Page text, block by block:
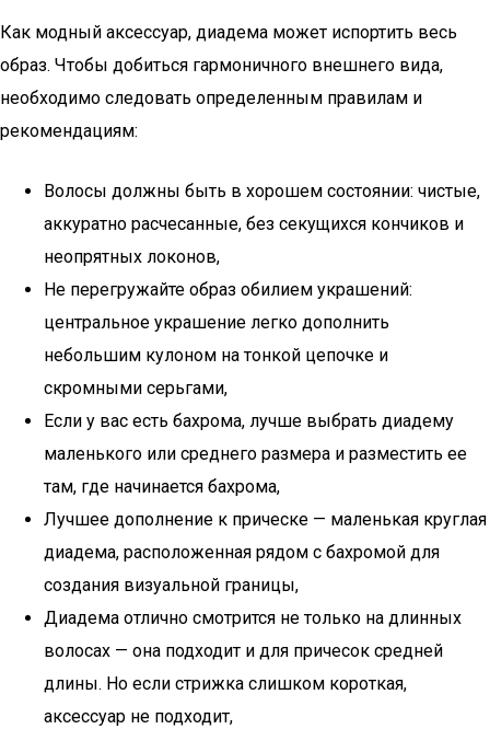
Как модный аксессуар, диадема может испортить весь
образ. Чтобы добиться гармоничного внешнего вида,
необходимо следовать определенным правилам и
рекомендациям:
Волосы должны быть в хорошем состоянии: чистые,
аккуратно расчесанные, без секущихся кончиков и
неопрятных локонов,
Не перегружайте образ обилием украшений:
центральное украшение легко дополнить
небольшим кулоном на тонкой цепочке и
скромными серьгами,
Если у вас есть бахрома, лучше выбрать диадему
маленького или среднего размера и разместить ее
там, где начинается бахрома,
Лучшее дополнение к прическе — маленькая круглая
диадема, расположенная рядом с бахромой для
создания визуальной границы,
Диадема отлично смотрится не только на длинных
волосах — она подходит и для причесок средней
длины. Но если стрижка слишком короткая,
аксессуар не подходит,